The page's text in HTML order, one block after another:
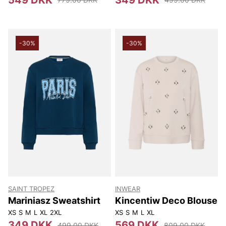
-30%
SAINT TROPEZ
Mariniasz Sweatshirt
XS S M L XL 2XL
-30%
INWEAR
Kincentiw Deco Blouse
XS S M L XL